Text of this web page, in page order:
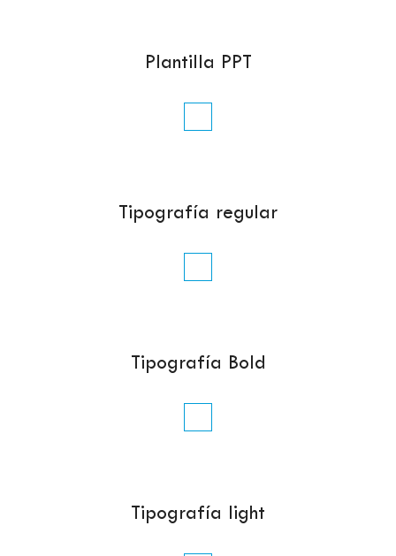
Plantilla PPT
Tipografía regular
Tipografía Bold
Tipografía light